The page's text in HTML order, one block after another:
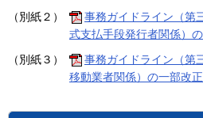
（別紙２）
事務ガイドライン（第
式支払手段発行者関係）
（別紙３）
事務ガイドライン（第
移動業者関係）の一部改正